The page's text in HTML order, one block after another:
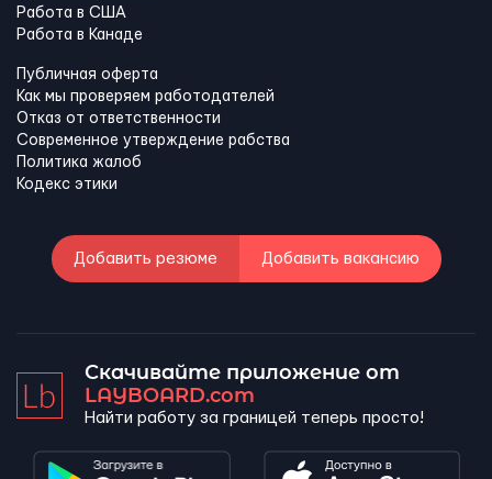
Работа в США
Работа в Канадe
Публичная оферта
Как мы проверяем работодателей
Отказ от ответственности
Современное утверждение рабства
Политика жалоб
Кодекс этики
Добавить резюме Добавить вакансию
Скачивайте приложение от
LAYBOARD.com
Найти работу за границей теперь просто!